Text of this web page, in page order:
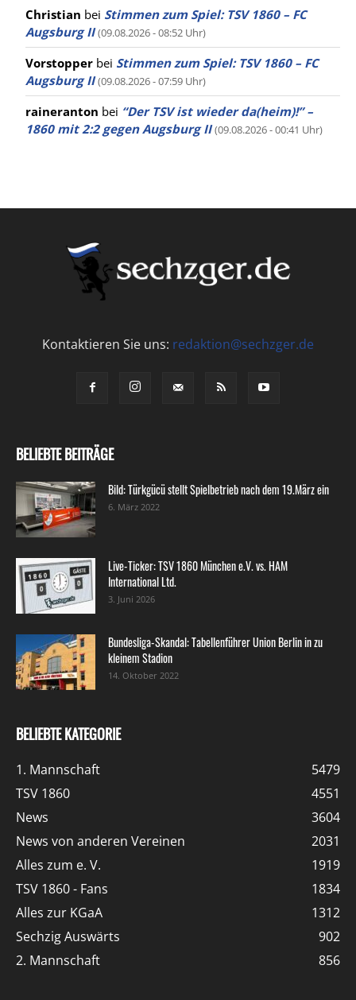
Christian bei Stimmen zum Spiel: TSV 1860 – FC
Augsburg II (09.08.2026 - 08:52 Uhr)
Vorstopper bei Stimmen zum Spiel: TSV 1860 – FC
Augsburg II (09.08.2026 - 07:59 Uhr)
raineranton bei “Der TSV ist wieder da(heim)!” –
1860 mit 2:2 gegen Augsburg II (09.08.2026 - 00:41 Uhr)
Kontaktieren Sie uns: redaktion@sechzger.de
BELIEBTE BEITRÄGE
Bild: Türkgücü stellt Spielbetrieb nach dem 19.März ein
6. März 2022
Live-Ticker: TSV 1860 München e.V. vs. HAM
International Ltd.
3. Juni 2026
Bundesliga-Skandal: Tabellenführer Union Berlin in zu
kleinem Stadion
14. Oktober 2022
BELIEBTE KATEGORIE
1. Mannschaft
5479
TSV 1860
4551
News
3604
News von anderen Vereinen
2031
Alles zum e. V.
1919
TSV 1860 - Fans
1834
Alles zur KGaA
1312
Sechzig Auswärts
902
2. Mannschaft
856